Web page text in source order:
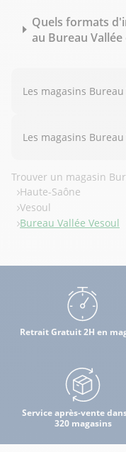
Quels formats
au Bureau Vallée
Les magasins
Les magasins
Trouver un magasin
Haute-Saône
Vesoul
Bureau Vallée Vesoul
Retrait Gratuit 2H en
Service après-vente
320 magasins